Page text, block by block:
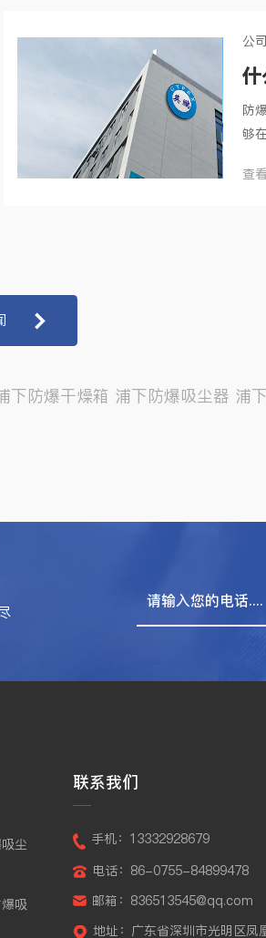
公
备
防
够
备
查
下防爆干燥箱 浦下防爆吸尘器 浦
尘
吸
联系我们
手机：13332928679
电话：86-0755-84899478
邮箱：836513545@qq.com
地址：广东省深圳市光明区凤